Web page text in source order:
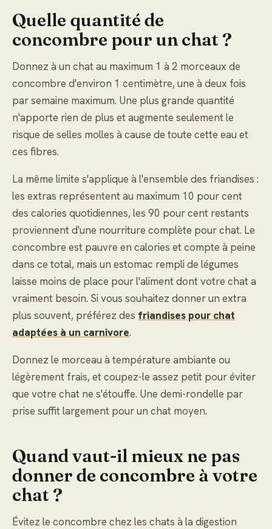
Quelle quantité de
concombre pour un chat ?
Donnez à un chat au maximum 1 à 2 morceaux de
concombre d'environ 1 centimètre, une à deux fois
par semaine maximum. Une plus grande quantité
n'apporte rien de plus et augmente seulement le
risque de selles molles à cause de toute cette eau et
ces fibres.
La même limite s'applique à l'ensemble des friandises :
les extras représentent au maximum 10 pour cent
des calories quotidiennes, les 90 pour cent restants
proviennent d'une nourriture complète pour chat. Le
concombre est pauvre en calories et compte à peine
dans ce total, mais un estomac rempli de légumes
laisse moins de place pour l'aliment dont votre chat a
vraiment besoin. Si vous souhaitez donner un extra
plus souvent, préférez des friandises pour chat
adaptées à un carnivore.
Donnez le morceau à température ambiante ou
légèrement frais, et coupez-le assez petit pour éviter
que votre chat ne s'étouffe. Une demi-rondelle par
prise suffit largement pour un chat moyen.
Quand vaut-il mieux ne pas
donner de concombre à votre
chat ?
Évitez le concombre chez les chats à la digestion